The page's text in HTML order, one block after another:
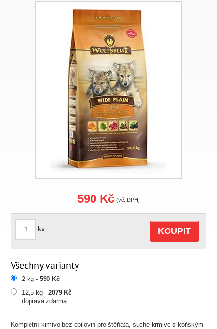
Kompletní krmivo bez obilovin pro štěňata, suché krmivo s koňským
590 Kč (vč. DPH)
ks KOUPIT
Všechny varianty
2 kg -590 Kč
12,5 kg -2079 Kč
doprava zdarma